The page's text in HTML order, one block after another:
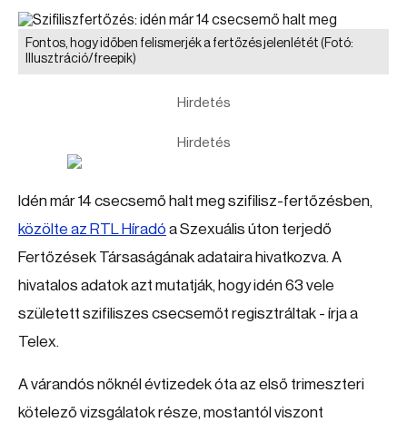
Fontos, hogy időben felismerjék a fertőzés jelenlétét (Fotó:
Illusztráció/freepik)
Hirdetés
Hirdetés
Idén már 14 csecsemő halt meg szifilisz-fertőzésben,
közölte az RTL Híradó a Szexuális úton terjedő
Fertőzések Társaságának adataira hivatkozva. A
hivatalos adatok azt mutatják, hogy idén 63 vele
született szifiliszes csecsemőt regisztráltak - írja a
Telex.
A várandós nőknél évtizedek óta az első trimeszteri
kötelező vizsgálatok része, mostantól viszont